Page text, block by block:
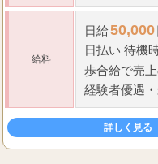
給料
日給50,000
日払い 待機
歩合給で売
経験者優遇 ・
【給与例】
------------------
詳しく見る